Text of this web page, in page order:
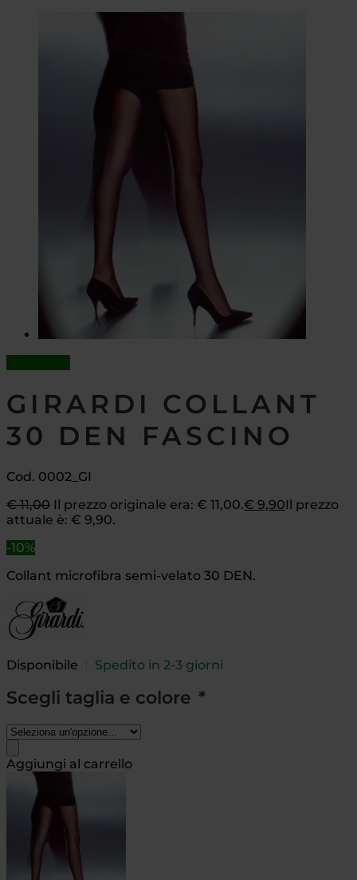
GIRARDI COLLANT
30 DEN FASCINO
Cod. 0002_GI
€11,00 Il prezzo originale era: € 11,00.€ 9,90Il prezzo
attuale è: € 9,90.
-10%
Collant microfibra semi-velato 30 DEN.
Disponibile Spedito in 2-3 giorni
Scegli taglia e colore *
Aggiungi al carrello